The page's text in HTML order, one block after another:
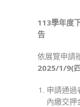
113學年度
告
依展覽申請
2025/1/9(
申請通過
內繳交押